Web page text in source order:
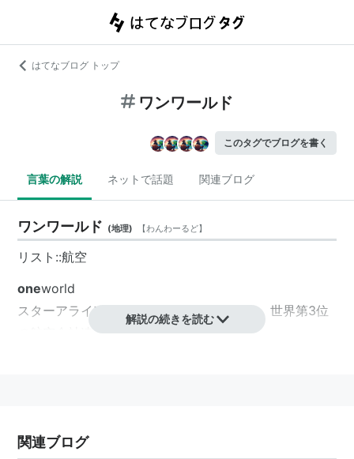
はてなブログ トップ
ワンワールド
このタグでブログを書く
言葉の解説 ネットで話題 関連ブログ
ワンワールド (地理) 【わんわーるど】
リスト::航空
oneworld
スターアライアンス、スカイチームに次ぐ、世界第3位
の航空会社連合。1999年設立。
加盟航空会社(※:設立メンバー)
解説の続きを読む
関連ブログ